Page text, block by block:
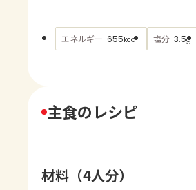
エネルギー 655kcal 塩分 3.5g
主食のレシピ
材料（4人分）